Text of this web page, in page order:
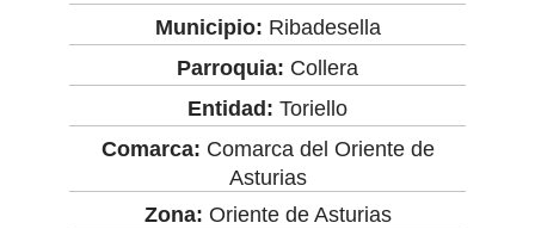
Municipio: Ribadesella
Parroquia: Collera
Entidad: Toriello
Comarca: Comarca del Oriente de
Asturias
Zona: Oriente de Asturias